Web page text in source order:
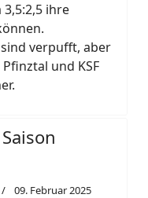
ihre
verpufft, aber
und KSF
09. Februar 2025